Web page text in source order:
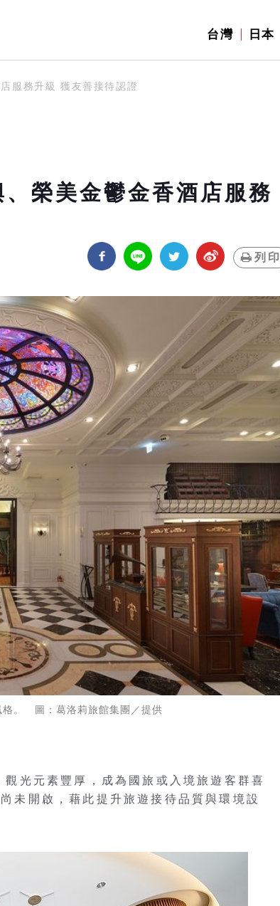
台灣 日本
服務升級 獲友善接待認證
榮美金鬱金香酒店服務
列印
格。 圖：葛洛莉旅館集團／提供
光元素豐厚，成為國旅或入境旅遊客群喜
未開啟，藉此提升旅遊接待品質與環境設